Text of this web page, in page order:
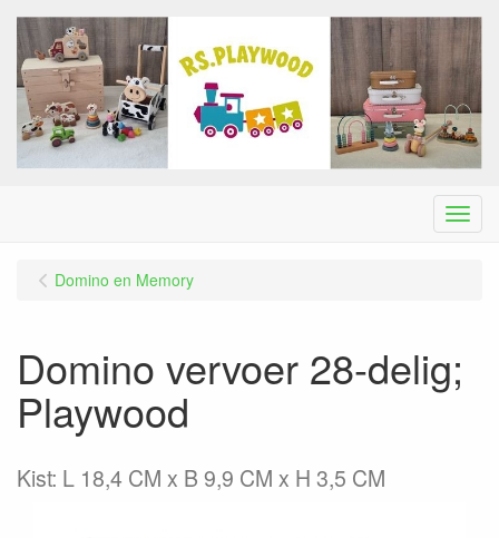
Menu
Domino en Memory
Domino vervoer 28-delig;
Playwood
Kist: L 18,4 CM x B 9,9 CM x H 3,5 CM